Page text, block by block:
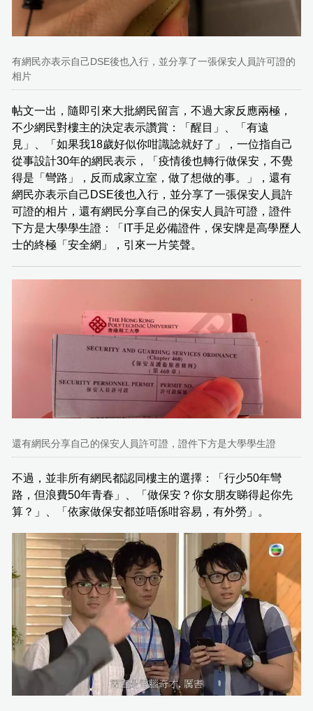
有網民亦表示自己DSE後也入行，並分享了一張保安人員許可證的
相片
帖文一出，隨即引來大批網民留言，不過大家反應兩極，
不少網民對樓主的決定表示讚賞：「醒目」、「有遠
見」、「如果我18歲好似你咁識諗就好了」，一位指自己
從事設計30年的網民表示，「疫情後也轉行做保安，不覺
得是「彎路」，反而成家立室，做了想做的事。」，還有
網民亦表示自己DSE後也入行，並分享了一張保安人員許
可證的相片，還有網民分享自己的保安人員許可證，證件
下方是大學學生證：「IT手足必備證件，保安牌是高學歷人
士的終極「安全網」，引來一片笑聲。
還有網民分享自己的保安人員許可證，證件下方是大學學生證
不過，並非所有網民都認同樓主的選擇：「行少50年彎
路，但浪費50年青春」、「做保安？你女朋友睇得起你先
算？」、「依家做保安都並唔係咁容易，有外勞」。